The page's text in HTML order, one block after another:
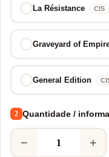
La Résistance CIS
Graveyard of
General Edition
2 Quantidade /
− +